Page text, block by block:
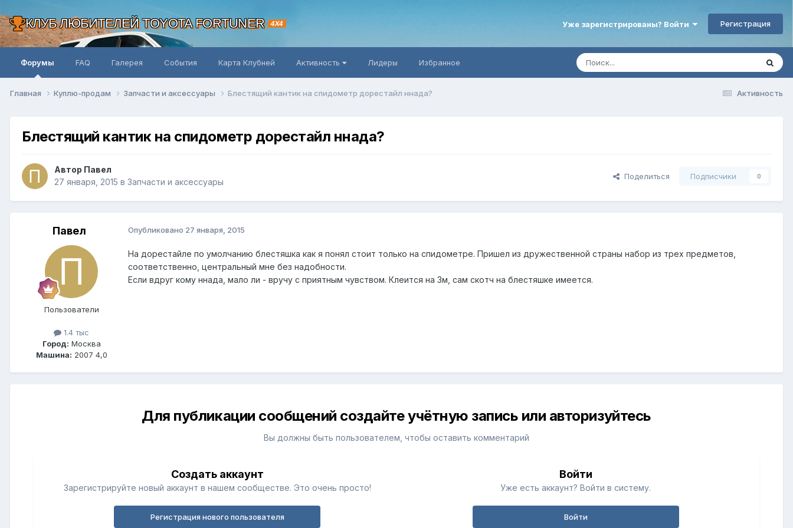
КЛУБ ЛЮБИТЕЛЕЙ TOYOTA FORTUNER 4X4 Уже зарегистрированы? Войти Регистрация
Форумы FAQ Галерея События Карта Клубней Активность Лидеры Избранное
Активность
Главная Куплю-продам Запчасти и аксессуары Блестящий кантик на спидометр дорестайл ннада?
Блестящий кантик на спидометр дорестайл ннада?
Автор Павел
27 января, 2015 в Запчасти и аксессуары
Поделиться Подписчики 0
Павел
Пользователи
1.4 тыс
Город: Москва
Машина: 2007 4,0
Опубликовано 27 января, 2015
На дорестайле по умолчанию блестяшка как я понял стоит только на спидометре. Пришел из дружественной страны набор из трех предметов,
соответственно, центральный мне без надобности.
Если вдруг кому ннада, мало ли - вручу с приятным чувством. Клеится на 3м, сам скотч на блестяшке имеется.
Для публикации сообщений создайте учётную запись или авторизуйтесь
Вы должны быть пользователем, чтобы оставить комментарий
Создать аккаунт
Зарегистрируйте новый аккаунт в нашем сообществе. Это очень просто!
Регистрация нового пользователя
Войти
Уже есть аккаунт? Войти в систему.
Войти